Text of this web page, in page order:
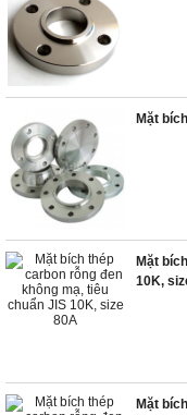
Mặt
Mặt
10K,
Mặt